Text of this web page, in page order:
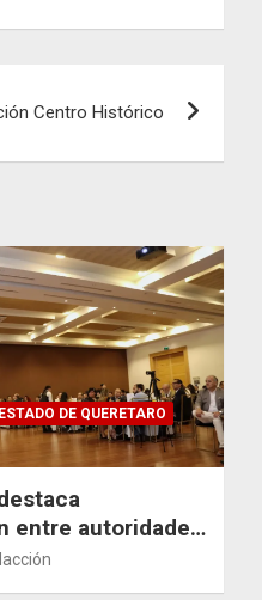
Centro Histórico
ESTADO DE QUERETARO
entre autoridades
mitigar el